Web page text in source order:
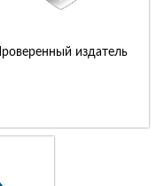
Проверенный издатель